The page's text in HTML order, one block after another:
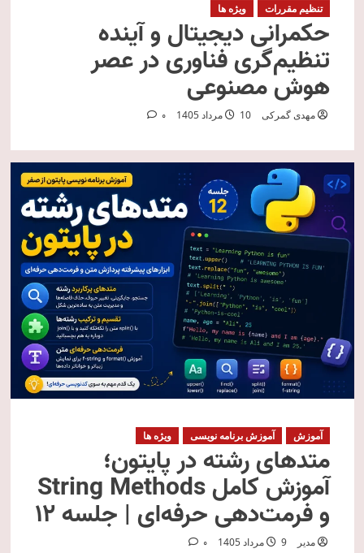
تنظیم مقررات ویژه ها
حکمرانی دیجیتال و آینده
تنظیم‌گری فناوری در عصر
هوش مصنوعی
مهدی گمرکی 10 مرداد 1405 0
آموزش آموزش برنامه نویسی ویژه ها
متدهای رشته در پایتون؛
آموزش کامل String Methods
و فرمت‌دهی حرفه‌ای | جلسه ۱۲
مدیر 9 مرداد 1405 0